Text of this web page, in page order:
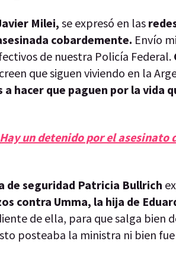
Milei, se expresó en las
cobardemente. Envío
de nuestra Policía Federal.
que siguen viviendo en la
hacer que paguen por la vida
Hay un detenido por el
de seguridad Patricia Bullrich
contra Umma, la hija de
de ella, para que salga bien
posteaba la ministra ni bien